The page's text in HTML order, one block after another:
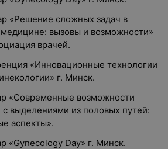
«Решение сложных задач в
вызовы и возможности»
врачей.
«Инновационные технологии
г. Минск.
«Современные возможности
выделениями из половых путей:
аспекты».
«Gynecology Day» г. Минск.